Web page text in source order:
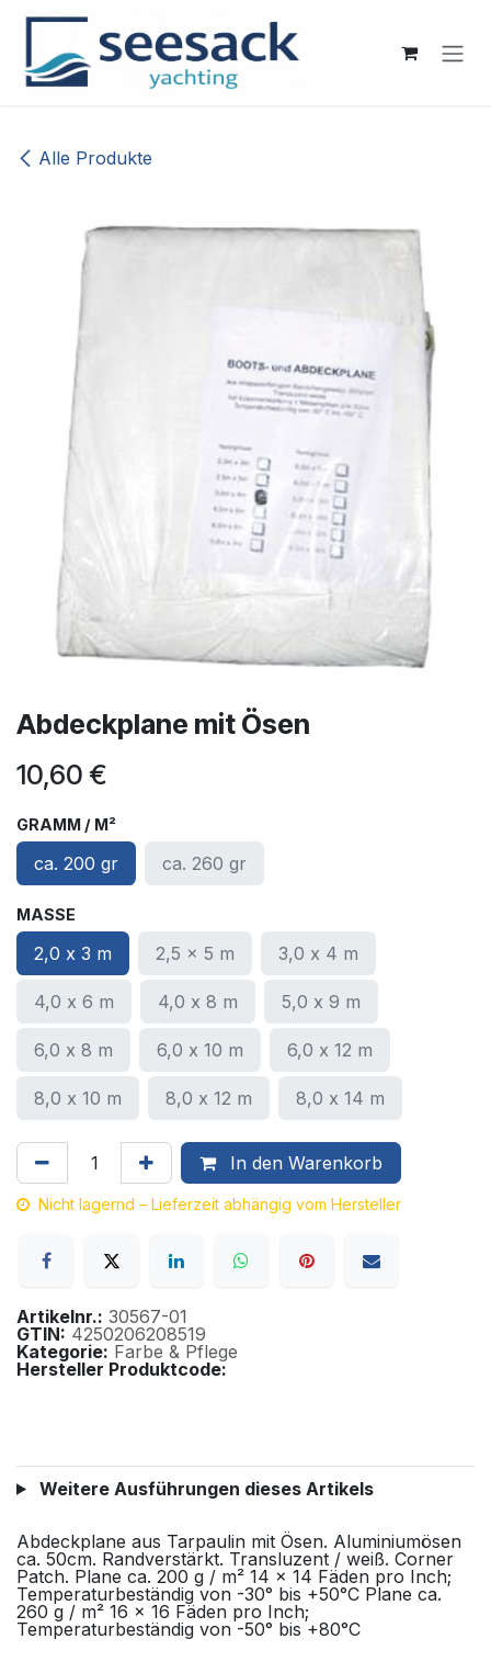
Zum Inhalt springen
Alle Produkte
Abdeckplane mit Ösen
10,60 €
GRAMM / M²
ca. 200 gr ca. 260 gr
MASSE
2,0 x 3 m 2,5 x 5 m 3,0 x 4 m
4,0 x 6 m 4,0 x 8 m 5,0 x 9 m
6,0 x 8 m 6,0 x 10 m 6,0 x 12 m
8,0 x 10 m 8,0 x 12 m 8,0 x 14 m
In den Warenkorb
Nicht lagernd – Lieferzeit abhängig vom Hersteller
Artikelnr.: 30567-01
GTIN: 4250206208519
Kategorie: Farbe & Pflege
Hersteller Produktcode:
Weitere Ausführungen dieses Artikels
Abdeckplane aus Tarpaulin mit Ösen. Aluminiumösen
ca. 50cm. Randverstärkt. Transluzent / weiß. Corner
Patch. Plane ca. 200 g / m² 14 x 14 Fäden pro Inch;
Temperaturbeständig von -30° bis +50°C Plane ca.
260 g / m² 16 x 16 Fäden pro Inch;
Temperaturbeständig von -50° bis +80°C